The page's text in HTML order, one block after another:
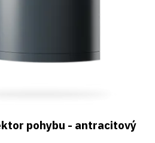
pohybu - antracitový